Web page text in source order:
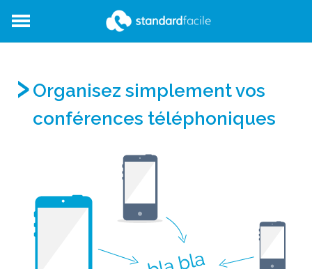
Organisez simplement vos
conférences téléphoniques